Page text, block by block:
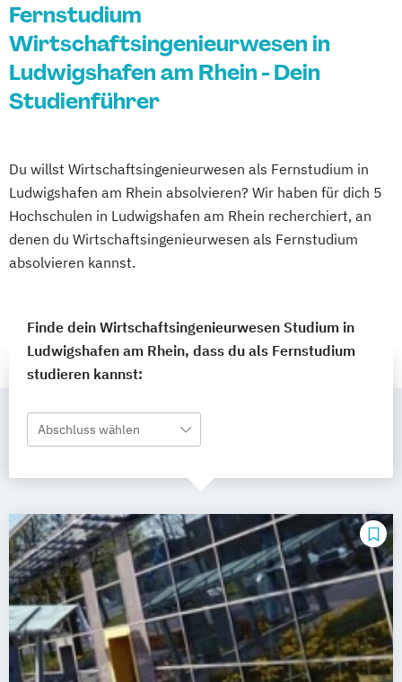
Fernstudium
Wirtschaftsingenieurwesen in
Ludwigshafen am Rhein - Dein
Studienführer
Du willst Wirtschaftsingenieurwesen als Fernstudium in
Ludwigshafen am Rhein absolvieren? Wir haben für dich 5
Hochschulen in Ludwigshafen am Rhein recherchiert, an
denen du Wirtschaftsingenieurwesen als Fernstudium
absolvieren kannst.
Finde dein Wirtschaftsingenieurwesen Studium in
Ludwigshafen am Rhein, dass du als Fernstudium
studieren kannst:
Abschluss wählen